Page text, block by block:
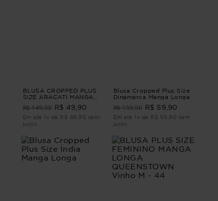
BLUSA CROPPED PLUS
SIZE ARACATI MANGA
R$ 149,90 R$ 49,90
Em até 1x de R$ 49,90 sem
juros
Blusa Cropped Plus Size
Dinamarca Manga Longa
R$ 159,90 R$ 59,90
Em até 1x de R$ 59,90 sem
juros